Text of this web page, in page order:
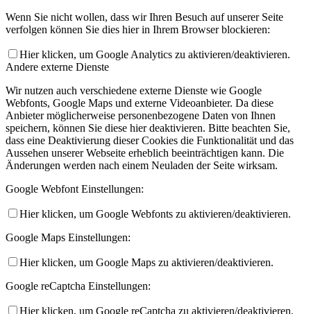
Wenn Sie nicht wollen, dass wir Ihren Besuch auf unserer Seite
verfolgen können Sie dies hier in Ihrem Browser blockieren:
Hier klicken, um Google Analytics zu aktivieren/deaktivieren.
Andere externe Dienste
Wir nutzen auch verschiedene externe Dienste wie Google
Webfonts, Google Maps und externe Videoanbieter. Da diese
Anbieter möglicherweise personenbezogene Daten von Ihnen
speichern, können Sie diese hier deaktivieren. Bitte beachten Sie,
dass eine Deaktivierung dieser Cookies die Funktionalität und das
Aussehen unserer Webseite erheblich beeinträchtigen kann. Die
Änderungen werden nach einem Neuladen der Seite wirksam.
Google Webfont Einstellungen:
Hier klicken, um Google Webfonts zu aktivieren/deaktivieren.
Google Maps Einstellungen:
Hier klicken, um Google Maps zu aktivieren/deaktivieren.
Google reCaptcha Einstellungen:
Hier klicken, um Google reCaptcha zu aktivieren/deaktivieren.